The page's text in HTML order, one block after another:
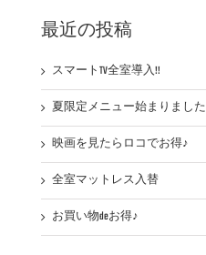
最近の投稿
スマートTV全室導入!!
夏限定メニュー始まりました
映画を見たらロコでお得♪
全室マットレス入替
お買い物deお得♪